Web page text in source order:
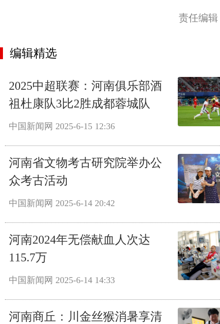
责任编
编辑精选
2025中超联赛：河南俱乐部酒
祖杜康队3比2胜成都蓉城队
中国新闻网 2025-6-15 12:36
河南省文物考古研究院举办公
众考古活动
中国新闻网 2025-6-14 20:42
河南2024年无偿献血人次达
115.7万
中国新闻网 2025-6-14 14:33
河南商丘：川金丝猴消暑享清